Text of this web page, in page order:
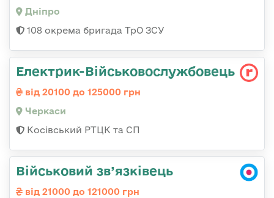
Дніпро
108 окрема бригада ТрО ЗСУ
Електрик-Військовослужбовець
від 20100 до 125000 грн
Черкаси
Косівський РТЦК та СП
Військовий зв’язківець
від 21000 до 121000 грн